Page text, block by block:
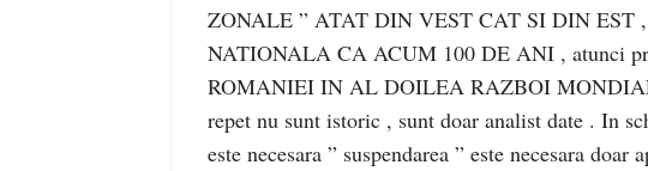
ZONALE ” ATAT DIN VEST CAT SI DIN
NATIONALA CA ACUM 100 DE ANI , atunci
ROMANIEI IN AL DOILEA RAZBOI
repet nu sunt istoric , sunt doar analist date . In
este necesara ” suspendarea ” este necesara